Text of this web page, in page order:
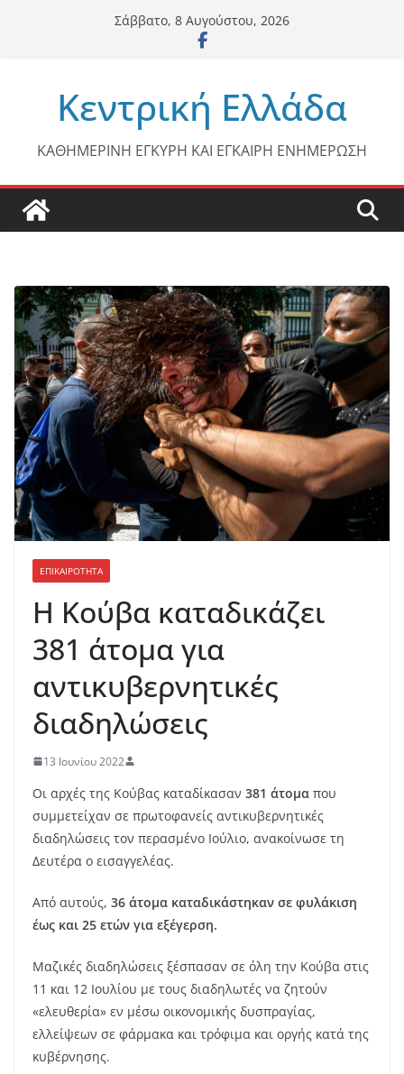
Σάββατο, 8 Αυγούστου, 2026
Κεντρική Ελλάδα
ΚΑΘΗΜΕΡΙΝΗ ΕΓΚΥΡΗ ΚΑΙ ΕΓΚΑΙΡΗ ΕΝΗΜΕΡΩΣΗ
ΕΠΙΚΑΙΡΟΤΗΤΑ
Η Κούβα καταδικάζει
381 άτομα για
αντικυβερνητικές
διαδηλώσεις
13 Ιουνίου 2022
Οι αρχές της Κούβας καταδίκασαν 381 άτομα που
συμμετείχαν σε πρωτοφανείς αντικυβερνητικές
διαδηλώσεις τον περασμένο Ιούλιο, ανακοίνωσε τη
Δευτέρα ο εισαγγελέας.
Από αυτούς, 36 άτομα καταδικάστηκαν σε φυλάκιση
έως και 25 ετών για εξέγερση.
Μαζικές διαδηλώσεις ξέσπασαν σε όλη την Κούβα στις
11 και 12 Ιουλίου με τους διαδηλωτές να ζητούν
«ελευθερία» εν μέσω οικονομικής δυσπραγίας,
ελλείψεων σε φάρμακα και τρόφιμα και οργής κατά της
κυβέρνησης.